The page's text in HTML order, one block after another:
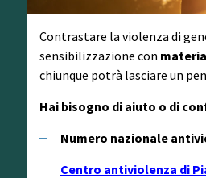
Contrastare la violenza di
sensibilizzazione con
chiunque potrà lasciare un
Hai bisogno di aiuto o di
Numero nazionale
Centro antiviolenza di